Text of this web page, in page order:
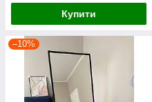
Купити
–10%